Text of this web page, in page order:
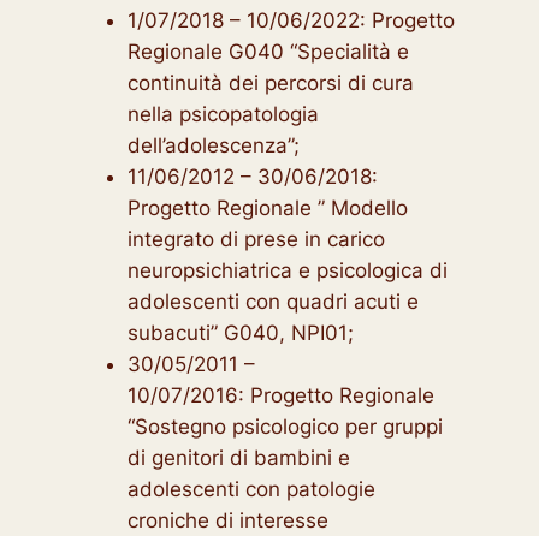
1/07/2018 – 10/06/2022: Progetto
Regionale G040 “Specialità e
continuità dei percorsi di cura
nella psicopatologia
dell’adolescenza”;
11/06/2012 – 30/06/2018:
Progetto Regionale ” Modello
integrato di prese in carico
neuropsichiatrica e psicologica di
adolescenti con quadri acuti e
subacuti” G040, NPI01;
30/05/2011 –
10/07/2016: Progetto Regionale
“Sostegno psicologico per gruppi
di genitori di bambini e
adolescenti con patologie
croniche di interesse